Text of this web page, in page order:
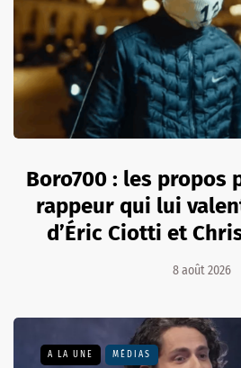
Boro700 : les propos
rappeur qui lui
d’Éric Ciotti et
8 août 2026
A LA UNE MÉDIAS